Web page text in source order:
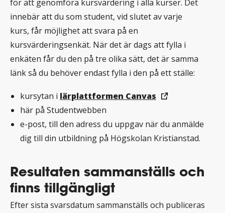
för att genomföra kursvärdering i alla kurser. Det
innebär att du som student, vid slutet av varje
kurs, får möjlighet att svara på en
kursvärderingsenkät. När det är dags att fylla i
enkäten får du den på tre olika sätt, det är samma
länk så du behöver endast fylla i den på ett ställe:
kursytan i lärplattformen Canvas
här på Studentwebben
e-post, till den adress du uppgav när du anmälde
dig till din utbildning på Högskolan Kristianstad.
Resultaten sammanställs och
finns tillgängligt
Efter sista svarsdatum sammanställs och publiceras